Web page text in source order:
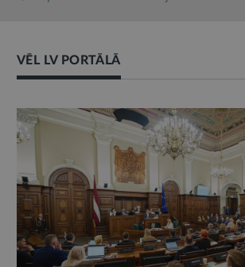
VĒL LV PORTĀLĀ